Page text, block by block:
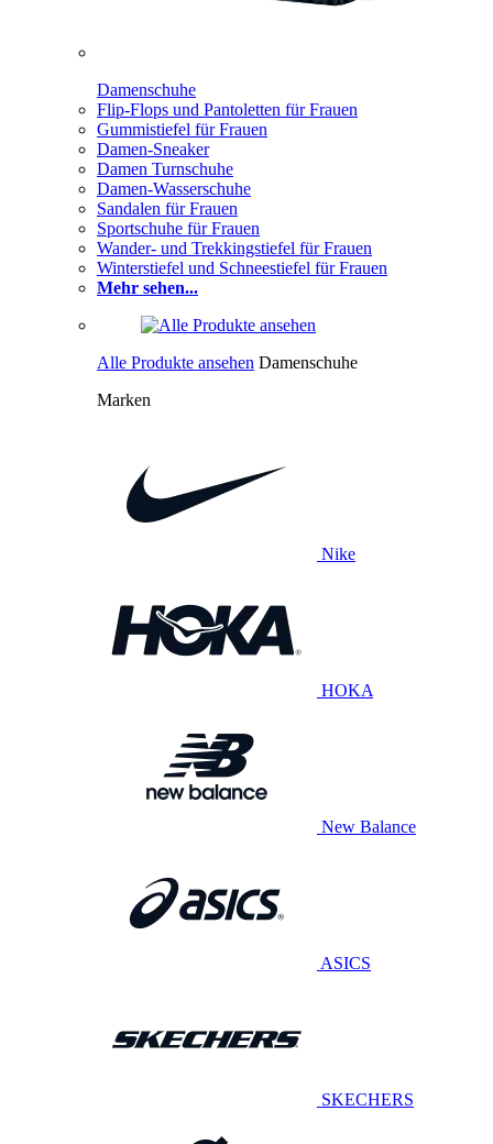
Damenschuhe
Flip-Flops und Pantoletten für Frauen
Gummistiefel für Frauen
Damen-Sneaker
Damen Turnschuhe
Damen-Wasserschuhe
Sandalen für Frauen
Sportschuhe für Frauen
Wander- und Trekkingstiefel für Frauen
Winterstiefel und Schneestiefel für Frauen
Mehr sehen...
Alle Produkte ansehen Damenschuhe
Marken
Nike
HOKA
New Balance
ASICS
SKECHERS